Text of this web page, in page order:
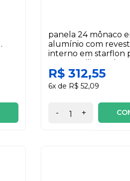
panela 24 mônaco
alumínio com
interno em starflon
externo siliconado
tramontina
R$ 312,55
6x de R$ 52,09
- +